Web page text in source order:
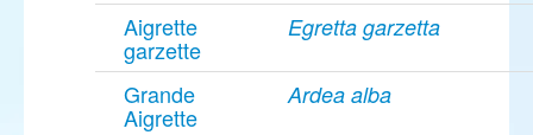
Aigrette
garzette
Egretta garzetta
Grande
Aigrette
Ardea alba